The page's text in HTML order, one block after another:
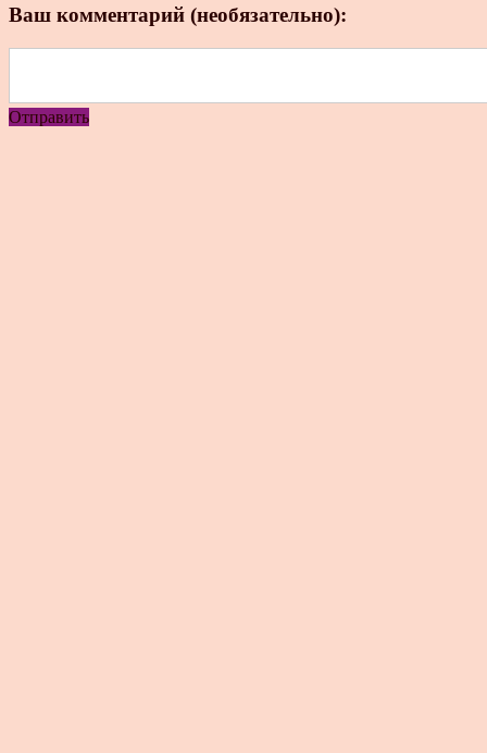
Ваш комментарий (необязательно):
Отправить